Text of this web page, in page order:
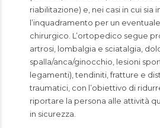
riabilitazione) e, nei casi in cui sia
l’inquadramento per un
chirurgico. L’ortopedico segue
artrosi, lombalgia e sciatalgia,
spalla/anca/ginocchio, lesioni
legamenti), tendiniti, fratture e
traumatici, con l’obiettivo di
riportare la persona alle attività
in sicurezza.